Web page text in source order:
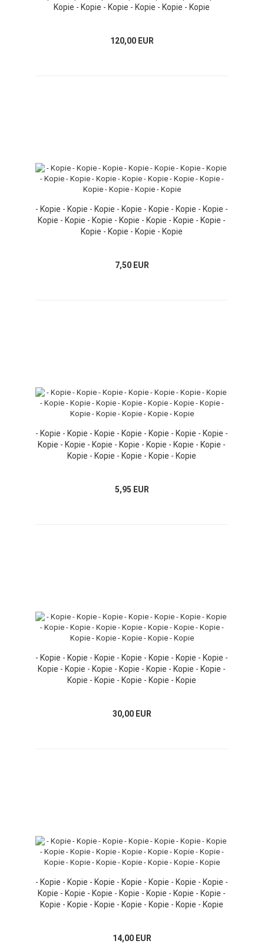
Kopie - Kopie - Kopie - Kopie - Kopie - Kopie
120,00 EUR
- Kopie - Kopie - Kopie - Kopie - Kopie - Kopie - Kopie -
Kopie - Kopie - Kopie - Kopie - Kopie - Kopie - Kopie -
Kopie - Kopie - Kopie - Kopie
7,50 EUR
- Kopie - Kopie - Kopie - Kopie - Kopie - Kopie - Kopie -
Kopie - Kopie - Kopie - Kopie - Kopie - Kopie - Kopie -
Kopie - Kopie - Kopie - Kopie - Kopie
5,95 EUR
- Kopie - Kopie - Kopie - Kopie - Kopie - Kopie - Kopie -
Kopie - Kopie - Kopie - Kopie - Kopie - Kopie - Kopie -
Kopie - Kopie - Kopie - Kopie - Kopie
30,00 EUR
- Kopie - Kopie - Kopie - Kopie - Kopie - Kopie - Kopie -
Kopie - Kopie - Kopie - Kopie - Kopie - Kopie - Kopie -
Kopie - Kopie - Kopie - Kopie - Kopie - Kopie - Kopie
14,00 EUR